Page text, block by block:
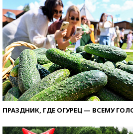
ПРАЗДНИК, ГДЕ ОГУРЕЦ — ВСЕМУ